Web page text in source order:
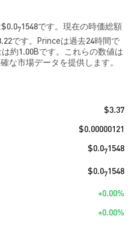
71548です。現在の時価総額
です。Princeは過去24時間で
約1.00Bです。これらの数値は
な市場データを提供します。
$3.37
$0.00000121
$0.071548
$0.071548
+0.00%
+0.00%